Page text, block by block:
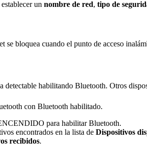
un nombre de red, tipo de
se bloquea cuando el punto de acceso
detectable habilitando Bluetooth. Otros
con Bluetooth habilitado.
para habilitar Bluetooth.
encontrados en la lista de Dispositivos
recibidos.